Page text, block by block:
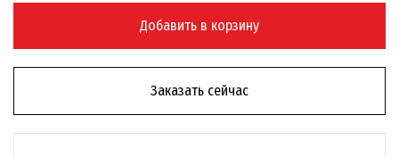
Добавить в корзину
Заказать сейчас